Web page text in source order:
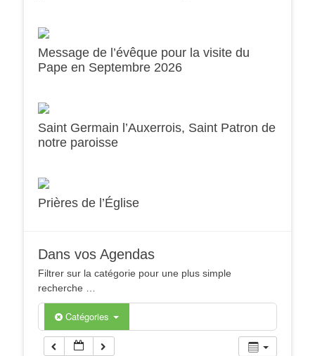
Message de l’évêque pour la visite du
Pape en Septembre 2026
Saint Germain l’Auxerrois, Saint Patron de
notre paroisse
Prières de l’Église
Dans vos Agendas
Filtrer sur la catégorie pour une plus simple
recherche …
Catégories